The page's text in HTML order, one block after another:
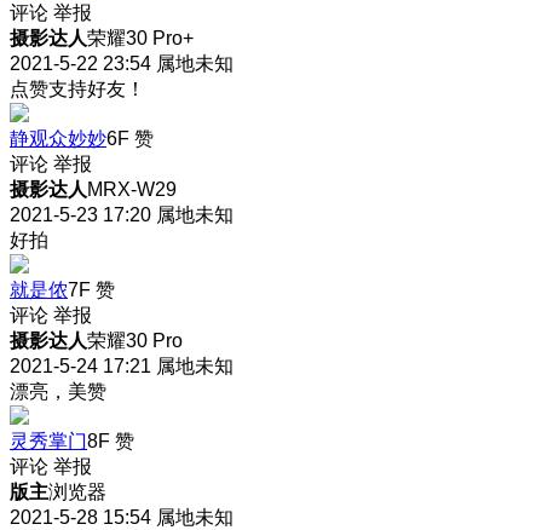
评论 举报
摄影达人荣耀30 Pro+
2021-5-22 23:54 属地未知
点赞支持好友！
静观众妙妙6F 赞
评论 举报
摄影达人 MRX-W29
2021-5-23 17:20 属地未知
好拍
就是侬7F 赞
评论 举报
摄影达人荣耀30 Pro
2021-5-24 17:21 属地未知
漂亮，美赞
灵秀掌门8F 赞
评论 举报
版主浏览器
2021-5-28 15:54 属地未知